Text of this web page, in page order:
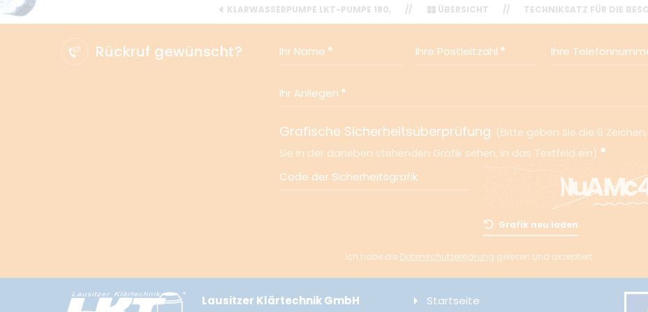
KLARWASSERPUMPE LKT-PUMPE 180, // ÜBERSICHT // TECHNIKSATZ FÜR DIE
Rückruf gewünscht? Ihr Name Ihre Postleitzahl Ihre
Ihr Anliegen
Grafische Sicherheitsüberprüfung
Bitte geben Sie die 6
Sie in der daneben stehenden Grafik sehen, in das Textfeld ein
Code der Sicherheitsgrafik
Grafik neu laden
Ich habe die Datenschutzerklärung gelesen und akzeptiert.
Lausitzer Klärtechnik GmbH
Startseite